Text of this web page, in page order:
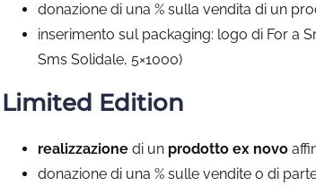
donazione di una % sulla vendita di un
inserimento sul packaging: logo di For a
Sms Solidale, 5×1000)
Limited Edition
realizzazionedi unprodotto ex novo
donazione di una % sulle vendite o di